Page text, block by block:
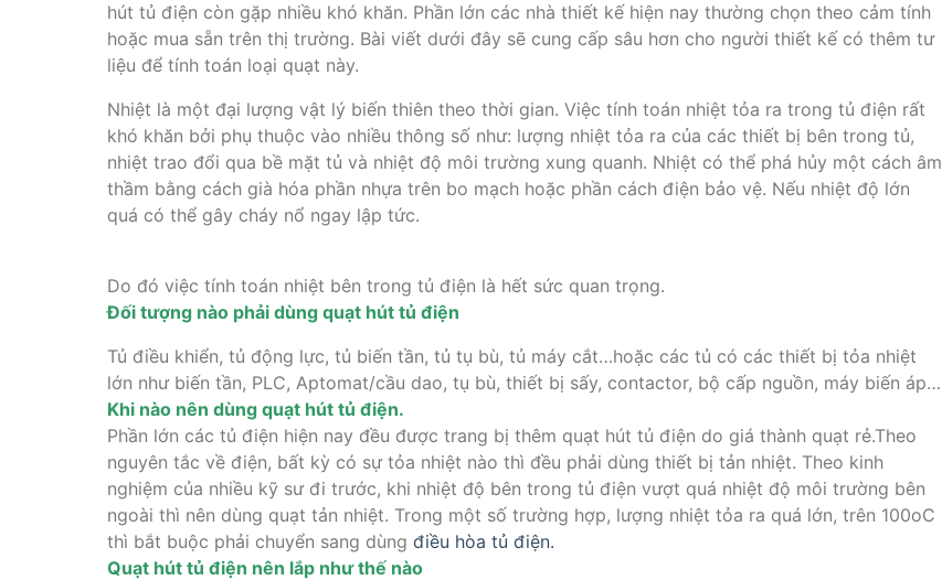
hút tủ điện còn gặp nhiều khó khăn. Phần lớn các nhà thiết kế hiện nay thường chọn theo cảm tính
hoặc mua sẵn trên thị trường. Bài viết dưới đây sẽ cung cấp sâu hơn cho người thiết kế có thêm tư
liệu để tính toán loại quạt này.
Nhiệt là một đại lượng vật lý biến thiên theo thời gian. Việc tính toán nhiệt tỏa ra trong tủ điện rất
khó khăn bởi phụ thuộc vào nhiều thông số như: lượng nhiệt tỏa ra của các thiết bị bên trong tủ,
nhiệt trao đổi qua bề mặt tủ và nhiệt độ môi trường xung quanh. Nhiệt có thể phá hủy một cách âm
thầm bằng cách già hóa phần nhựa trên bo mạch hoặc phần cách điện bảo vệ. Nếu nhiệt độ lớn
quá có thể gây cháy nổ ngay lập tức.
Do đó việc tính toán nhiệt bên trong tủ điện là hết sức quan trọng.
Đối tượng nào phải dùng quạt hút tủ điện
Tủ điều khiển, tủ động lực, tủ biến tần, tủ tụ bù, tủ máy cắt…hoặc các tủ có các thiết bị tỏa nhiệt
lớn như biến tần, PLC, Aptomat/cầu dao, tụ bù, thiết bị sấy, contactor, bộ cấp nguồn, máy biến áp…
Khi nào nên dùng quạt hút tủ điện.
Phần lớn các tủ điện hiện nay đều được trang bị thêm quạt hút tủ điện do giá thành quạt rẻ.Theo
nguyên tắc về điện, bất kỳ có sự tỏa nhiệt nào thì đều phải dùng thiết bị tản nhiệt. Theo kinh
nghiệm của nhiều kỹ sư đi trước, khi nhiệt độ bên trong tủ điện vượt quá nhiệt độ môi trường bên
ngoài thì nên dùng quạt tản nhiệt. Trong một số trường hợp, lượng nhiệt tỏa ra quá lớn, trên 100oC
thì bắt buộc phải chuyển sang dùng điều hòa tủ điện.
Quạt hút tủ điện nên lắp như thế nào